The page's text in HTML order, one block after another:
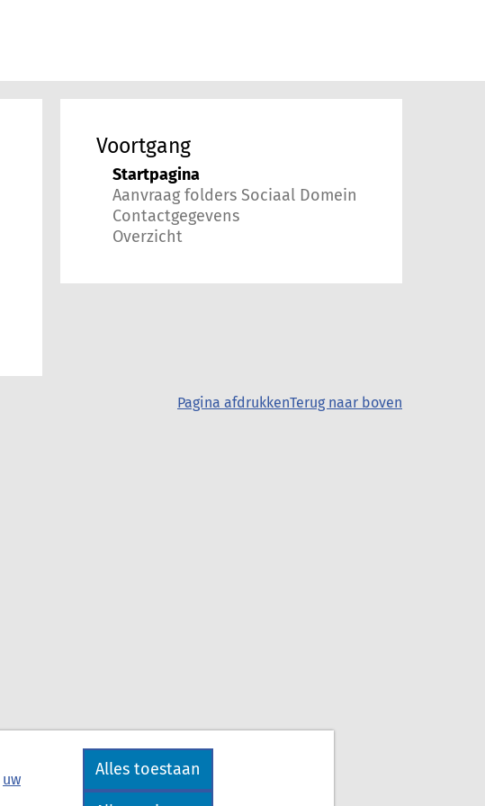
Voortgang
Startpagina
Aanvraag folders Sociaal Domein
Contactgegevens
Overzicht
Pagina afdrukkenTerug naar boven
uw
Alles toestaan